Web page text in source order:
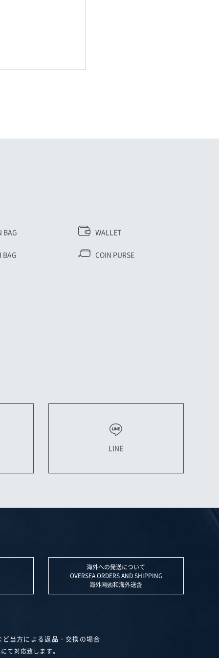
BAG WALLET
BAG COIN PURSE
LINE
海外への発送について
OVERSEA ORDERS AND SHIPPING
海外网购和海外送货
当方による返品・交換の場合
て対応致します。